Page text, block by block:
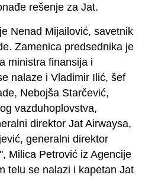
rešenje za Jat.
Nenad Mijailović, savetnik
Zamenica predsednika je
ministra finansija i
nalaze i Vladimir Ilić, šef
Nebojša Starčević,
vazduhoplovstva,
direktor Jat Airwaysa,
generalni direktor
Milica Petrović iz Agencije
telu se nalazi i kapetan Jat